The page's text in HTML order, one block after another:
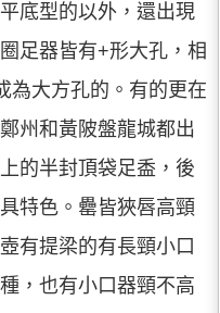
底型的以外，還出現
足器皆有+形大孔，相
為大方孔的。有的更在
州和黃陂盤龍城都出
的半封頂袋足盉，後
特色。罍皆狹唇高頸
有提梁的有長頸小口
，也有小口器頸不高